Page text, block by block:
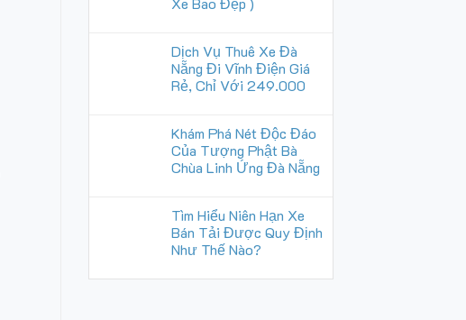
Dịch Vụ Thuê Xe Đà
Nẵng Đi Vĩnh Điện Giá
Rẻ, Chỉ Với 249.000
Khám Phá Nét Độc Đáo
Của Tượng Phật Bà
Chùa Linh Ứng Đà Nẵng
Tìm Hiểu Niên Hạn Xe
Bán Tải Được Quy Định
Như Thế Nào?